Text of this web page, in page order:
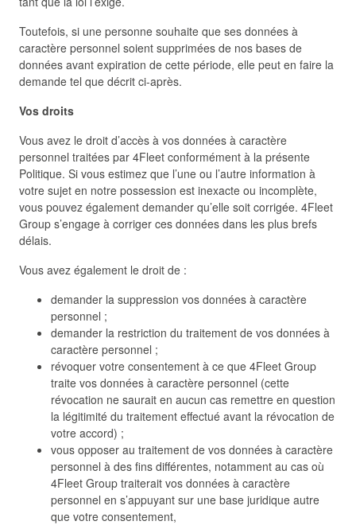
Toutefois, si une personne souhaite que ses données à
caractère personnel soient supprimées de nos bases de
données avant expiration de cette période, elle peut en faire la
demande tel que décrit ci-après.
Vos droits
Vous avez le droit d’accès à vos données à caractère
personnel traitées par 4Fleet conformément à la présente
Politique. Si vous estimez que l’une ou l’autre information à
votre sujet en notre possession est inexacte ou incomplète,
vous pouvez également demander qu’elle soit corrigée. 4Fleet
Group s’engage à corriger ces données dans les plus brefs
délais.
Vous avez également le droit de :
demander la suppression vos données à caractère
personnel ;
demander la restriction du traitement de vos données à
caractère personnel ;
révoquer votre consentement à ce que 4Fleet Group
traite vos données à caractère personnel (cette
révocation ne saurait en aucun cas remettre en question
la légitimité du traitement effectué avant la révocation de
votre accord) ;
vous opposer au traitement de vos données à caractère
personnel à des fins différentes, notamment au cas où
4Fleet Group traiterait vos données à caractère
personnel en s’appuyant sur une base juridique autre
que votre consentement,